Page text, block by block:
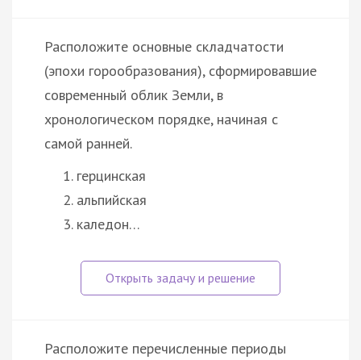
Расположите основные складчатости
(эпохи горообразования), сформировавшие
современный облик Земли, в
хронологическом порядке, начиная с
самой ранней.
герцинская
альпийская
каледон…
Расположите перечисленные периоды